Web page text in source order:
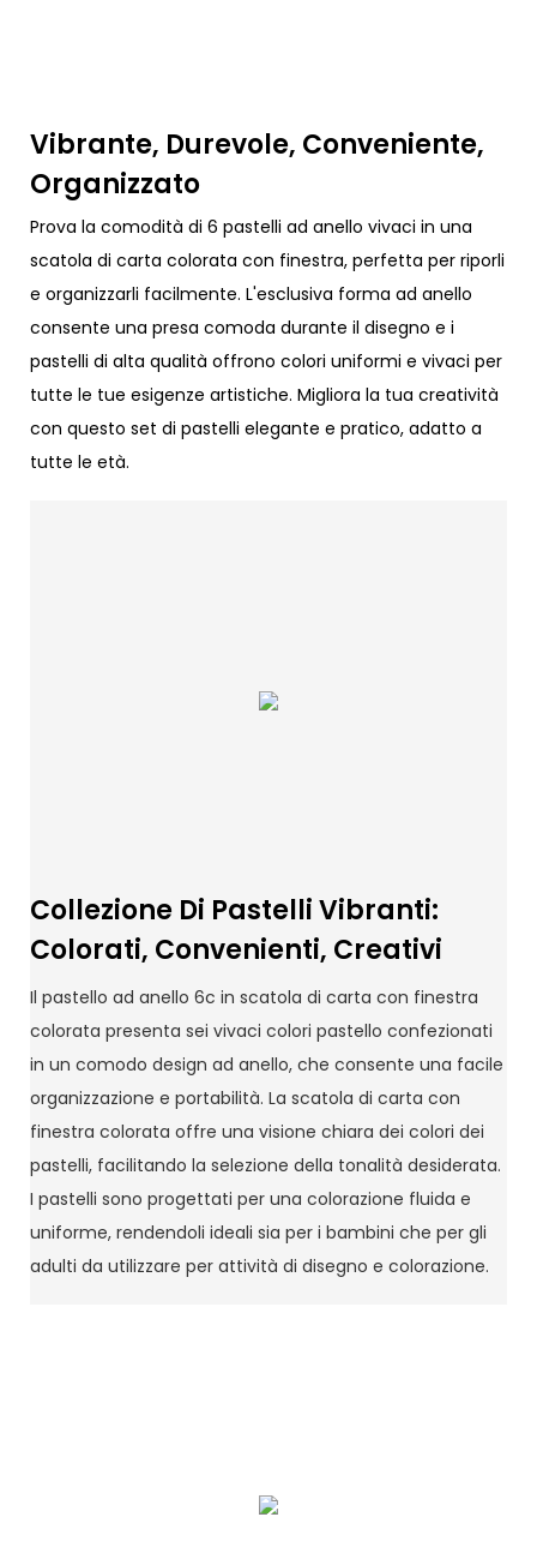
Vibrante, Durevole, Conveniente,
Organizzato
Prova la comodità di 6 pastelli ad anello vivaci in una
scatola di carta colorata con finestra, perfetta per riporli
e organizzarli facilmente. L'esclusiva forma ad anello
consente una presa comoda durante il disegno e i
pastelli di alta qualità offrono colori uniformi e vivaci per
tutte le tue esigenze artistiche. Migliora la tua creatività
con questo set di pastelli elegante e pratico, adatto a
tutte le età.
Collezione Di Pastelli Vibranti:
Colorati, Convenienti, Creativi
Il pastello ad anello 6c in scatola di carta con finestra
colorata presenta sei vivaci colori pastello confezionati
in un comodo design ad anello, che consente una facile
organizzazione e portabilità. La scatola di carta con
finestra colorata offre una visione chiara dei colori dei
pastelli, facilitando la selezione della tonalità desiderata.
I pastelli sono progettati per una colorazione fluida e
uniforme, rendendoli ideali sia per i bambini che per gli
adulti da utilizzare per attività di disegno e colorazione.